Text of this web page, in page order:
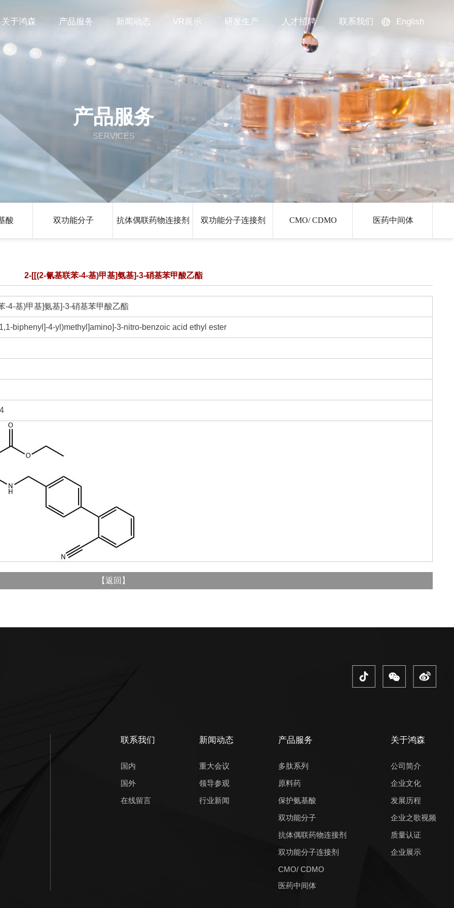
关于鸿森 产品服务 新闻动态 VR展示 研发生产 人才招聘 联系我们 English
产品服务
SERVICES
酸 双功能分子 抗体偶联药物连接剂 双功能分子连接剂 CMO/ CDMO 医药中间体
2-[[(2-氰基联苯-4-基)甲基]氨基]-3-硝基苯甲酸乙酯
-4-基)甲基]氨基]-3-硝基苯甲酸乙酯
biphenyl]-4-yl)methyl]amino]-3-nitro-benzoic acid ethyl ester
【返回 】
关于鸿森
公司简介
企业文化
发展历程
企业之歌视频
质量认证
企业展示
产品服务
多肽系列
原料药
保护氨基酸
双功能分子
抗体偶联药物连接剂
双功能分子连接剂
CMO/ CDMO
医药中间体
新闻动态
重大会议
领导参观
行业新闻
联系我们
国内
国外
在线留言